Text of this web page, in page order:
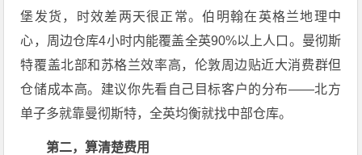
堡发货，时效差两天很正常。伯明翰在英格兰地理中
心，周边仓库4小时内能覆盖全英90%以上人口 。曼彻斯
特覆盖北部和苏格兰效率高，伦敦周边贴近大消费群但
仓储成本高。建议你先看自己目标客户的分布——北方
单子多就靠曼彻斯特，全英均衡就找中部仓库。
第二，算清楚费用